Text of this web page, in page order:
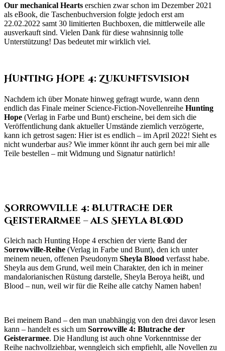
Our mechanical Hearts erschien zwar schon im Dezember 2021
als eBook, die Taschenbuchversion folgte jedoch erst am
22.02.2022 samt 30 limitierten Buchboxen, die mittlerweile alle
ausverkauft sind. Vielen Dank für diese wahnsinnig tolle
Unterstützung! Das bedeutet mir wirklich viel.
Hunting Hope 4: Zukunftsvision
Nachdem ich über Monate hinweg gefragt wurde, wann denn
endlich das Finale meiner Science-Fiction-Novellenreihe Hunting
Hope (Verlag in Farbe und Bunt) erscheine, bei dem sich die
Veröffentlichung dank aktueller Umstände ziemlich verzögerte,
kann ich getrost sagen: Hier ist es endlich – im April 2022! Sieht es
nicht wunderbar aus? Wie immer könnt ihr auch gern bei mir alle
Teile bestellen – mit Widmung und Signatur natürlich!
Sorrowville 4: Blutrache der
Geisterarmee – als Sheyla Blood
Gleich nach Hunting Hope 4 erschien der vierte Band der
Sorrowville-Reihe (Verlag in Farbe und Bunt), den ich unter
meinem neuen, offenen Pseudonym Sheyla Blood verfasst habe.
Sheyla aus dem Grund, weil mein Charakter, den ich in meiner
mandalorianischen Rüstung darstelle, Sheyla Beroya heißt, und
Blood – nun, weil wir für die Reihe alle catchy Namen haben!
Bei meinem Band – den man unabhängig von den drei davor lesen
kann – handelt es sich um Sorrowville 4: Blutrache der
Geisterarmee. Die Handlung ist auch ohne Vorkenntnisse der
Reihe nachvollziehbar, wenngleich sich empfiehlt, alle Novellen zu